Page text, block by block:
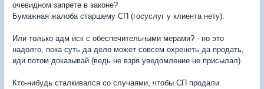
очевидном запрете в законе?
Бумажная жалоба старшему СП (госуслуг у клиента нету).
Или только адм иск с обеспечительными мерами? - но это
надолго, пока суть да дело может совсем охренеть да продать,
иди потом доказывай (ведь не взря уведомление не присылал).
Кто-нибудь сталкивался со случаями, чтобы СП продали